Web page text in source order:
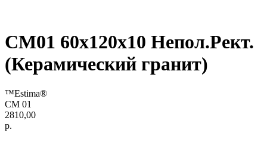
CM01 60x120x10 Непол.Рект.
(Керамический гранит)
™Estima®
CM 01
2810,00
р.